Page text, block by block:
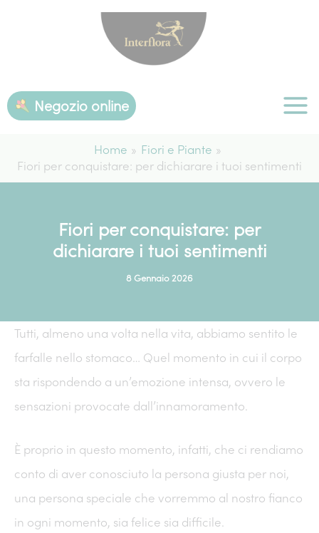
Negozio online
Home
Fiori e Piante
Fiori per conquistare: per dichiarare i tuoi sentimenti
Fiori per conquistare: per
dichiarare i tuoi sentimenti
8 Gennaio 2026
Tutti, almeno una volta nella vita, abbiamo sentito le
farfalle nello stomaco… Quel momento in cui il corpo
sta rispondendo a un’emozione intensa, ovvero le
sensazioni provocate dall’innamoramento.
È proprio in questo momento, infatti, che ci rendiamo
conto di aver conosciuto la persona giusta per noi,
una persona speciale che vorremmo al nostro fianco
in ogni momento, sia felice sia difficile.